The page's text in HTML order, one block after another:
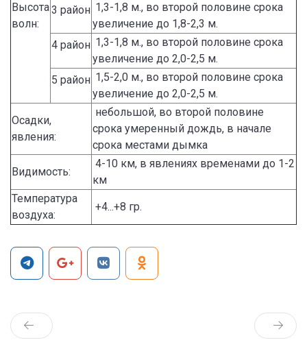
Высота
волн:
3 район 1,3-1,8 м., во второй половине срока
увеличение до 1,8-2,3 м.
4 район 1,3-1,8 м., во второй половине срока
увеличение до 2,0-2,5 м.
5 район 1,5-2,0 м., во второй половине срока
увеличение до 2,0-2,5 м.
Осадки,
явления:
небольшой, во второй половине
срока умеренный дождь, в начале
срока местами дымка
Видимость:
4-10 км, в явлениях временами до 1-2
км
Температура
воздуха:
+4...+8 гр.